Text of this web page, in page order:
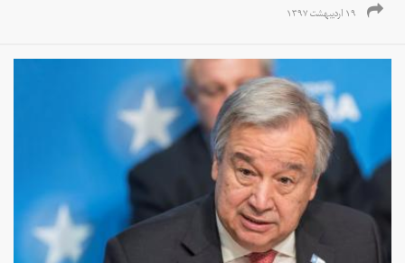
۱۹ اردیبهشت ۱۳۹۷